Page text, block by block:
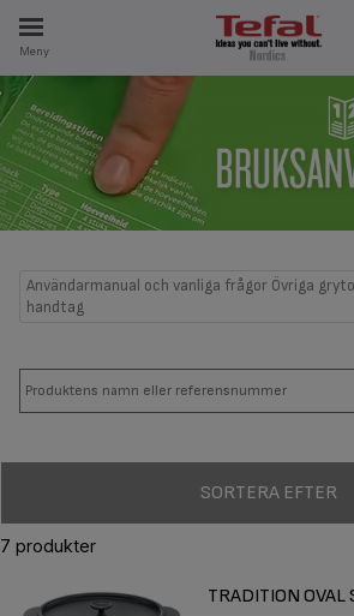
Meny
Användarmanual och vanliga frågor Övriga
handtag
SORTERA EFTER
7 produkter
TRADITION OVAL